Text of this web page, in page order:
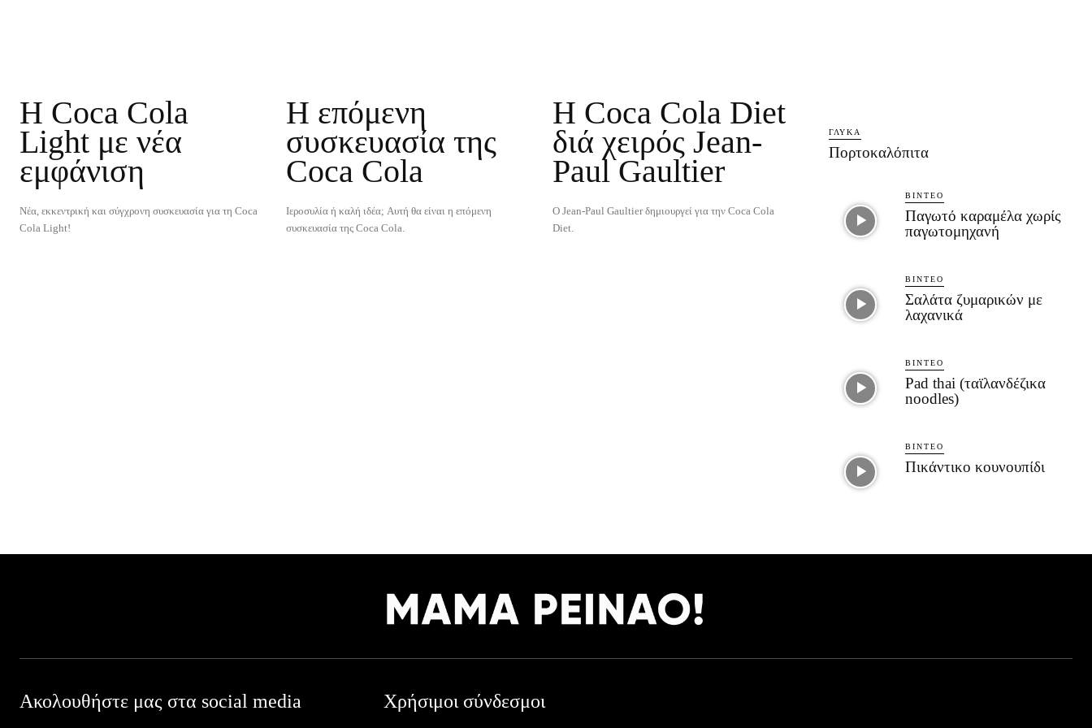
H Coca Cola
Light με νέα
εμφάνιση
Νέα, εκκεντρική και σύγχρονη συσκευασία για τη Coca
Cola Light!
H επόμενη
συσκευασία της
Coca Cola
Ιεροσυλία ή καλή ιδέα; Αυτή θα είναι η επόμενη
συσκευασία της Coca Cola.
Η Coca Cola Diet
διά χειρός Jean-
Paul Gaultier
Ο Jean-Paul Gaultier δημιουργεί για την Coca Cola
Diet.
ΓΛΥΚΆ
Πορτοκαλόπιτα
ΒΊΝΤΕΟ
Παγωτό καραμέλα χωρίς
παγωτομηχανή
ΒΊΝΤΕΟ
Σαλάτα ζυμαρικών με
λαχανικά
ΒΊΝΤΕΟ
Pad thai (ταϊλανδέζικα
noodles)
ΒΊΝΤΕΟ
Πικάντικο κουνουπίδι
Ακολουθήστε μας στα social media Χρήσιμοι σύνδεσμοι